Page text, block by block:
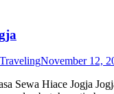
November 12,
Sewa Hiace Jogja